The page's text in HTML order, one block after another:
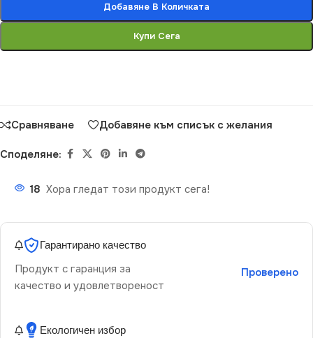
Добавяне В Количката
Купи Сега
Сравняване Добавяне към списък с желания
Споделяне:
18 Хора гледат този продукт сега!
Гарантирано качество
Продукт с гаранция за
качество и удовлетвореност
Проверено
Екологичен избор